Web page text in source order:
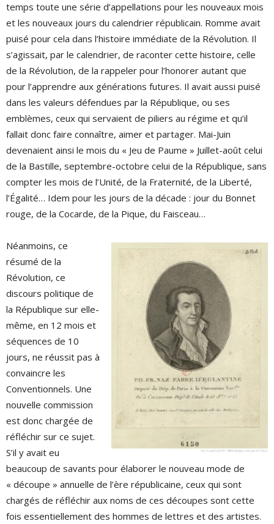
temps toute une série d’appellations pour les nouveaux mois
et les nouveaux jours du calendrier républicain. Romme avait
puisé pour cela dans l’histoire immédiate de la Révolution. Il
s’agissait, par le calendrier, de raconter cette histoire, celle
de la Révolution, de la rappeler pour l’honorer autant que
pour l’apprendre aux générations futures. Il avait aussi puisé
dans les valeurs défendues par la République, ou ses
emblèmes, ceux qui servaient de piliers au régime et qu’il
fallait donc faire connaître, aimer et partager. Mai-Juin
devenaient ainsi le mois du « Jeu de Paume » Juillet-août celui
de la Bastille, septembre-octobre celui de la République, sans
compter les mois de l’Unité, de la Fraternité, de la Liberté,
l’Égalité… Idem pour les jours de la décade : jour du Bonnet
rouge, de la Cocarde, de la Pique, du Faisceau…
Néanmoins, ce
résumé de la
Révolution, ce
discours politique de
la République sur elle-
même, en 12 mois et
séquences de 10
jours, ne réussit pas à
convaincre les
Conventionnels. Une
nouvelle commission
est donc chargée de
réfléchir sur ce sujet.
S’il y avait eu
beaucoup de savants pour élaborer le nouveau mode de
« découpe » annuelle de l’ère républicaine, ceux qui sont
chargés de réfléchir aux noms de ces découpes sont cette
fois essentiellement des hommes de lettres et des artistes.